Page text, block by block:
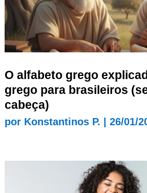
O alfabeto grego
grego para brasileiros
cabeça)
por Konstantinos P. 26/01/